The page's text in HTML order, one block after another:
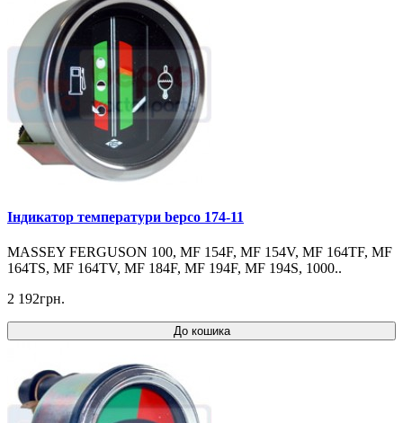
Індикатор температури bepco 174-11
MASSEY FERGUSON 100, MF 154F, MF 154V, MF 164TF, MF
164TS, MF 164TV, MF 184F, MF 194F, MF 194S, 1000..
2 192грн.
До кошика